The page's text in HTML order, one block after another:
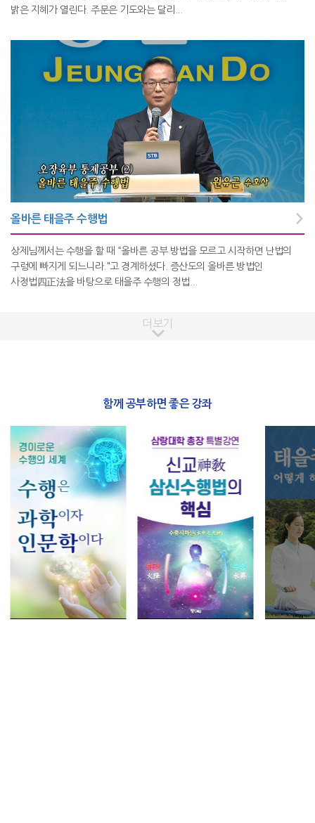
밝은 지혜가 열린다. 주문은 기도와는 달리...
올바른 태을주 수행법
상제님께서는 수행을 할 때 “올바른 공부 방법을 모르고 시작하면 난법의
구렁에 빠지게 되느니라."고 경계하셨다. 증산도의 올바른 방법인
사정법四正法을 바탕으로 태을주 수행의 정법...
더보기
함께 공부하면 좋은 강좌